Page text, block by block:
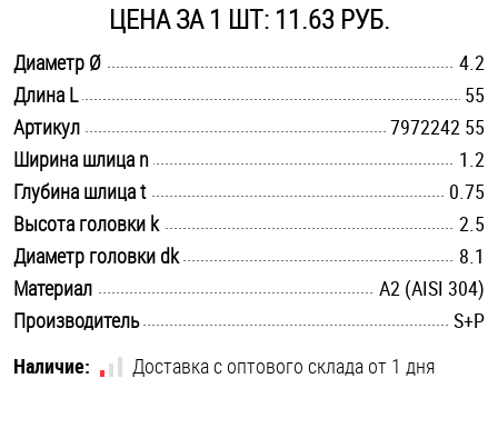
Стопорные кольца
Такелаж
Хомуты
Шайбы
Шпильки
Шплинты
Штифты и пальцы
ЦЕНА ЗА 1 ШТ: 11.63 РУБ.
Диаметр Ø
4.2
Длина L
55
Артикул
7972242 55
Ширина шлица n
1.2
Глубина шлица t
0.75
Высота головки k
2.5
Диаметр головки dk
8.1
Материал
А2 (AISI 304)
Производитель
S+P
Наличие:
Доставка с оптового склада от 1 дня